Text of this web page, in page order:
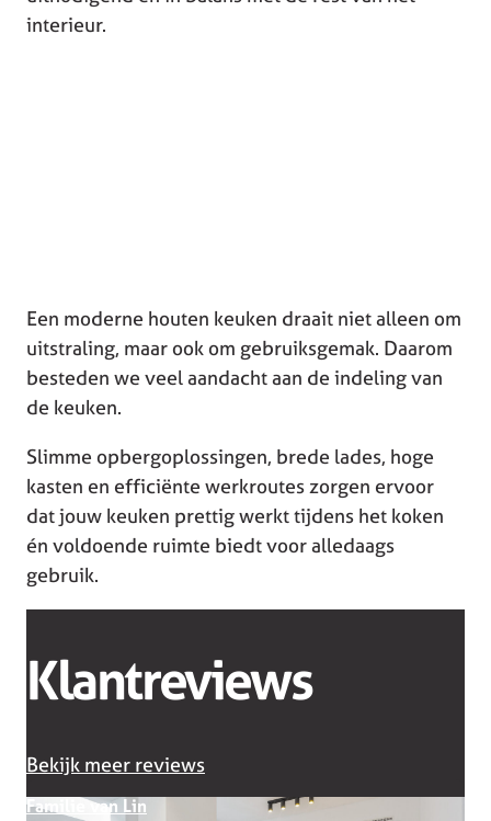
interieur.
Een moderne houten keuken draait niet alleen om
uitstraling, maar ook om gebruiksgemak. Daarom
besteden we veel aandacht aan de indeling van
de keuken.
Slimme opbergoplossingen, brede lades, hoge
kasten en efficiënte werkroutes zorgen ervoor
dat jouw keuken prettig werkt tijdens het koken
én voldoende ruimte biedt voor alledaags
gebruik.
Klantreviews
Bekijk meer reviews
Familie van Lin